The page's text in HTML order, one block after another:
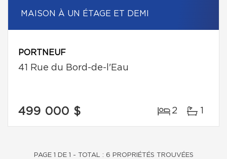
MAISON À UN ÉTAGE ET DEMI
PORTNEUF
41 Rue du Bord-de-l'Eau
499 000 $ 2 1
PAGE 1 DE 1 - TOTAL : 6 PROPRIÉTÉS TROUVÉES